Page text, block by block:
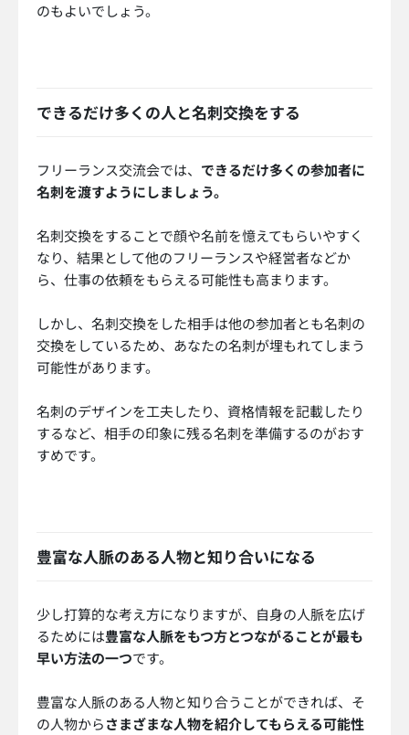
のもよいでしょう。
できるだけ多くの人と名刺交換をする
フリーランス交流会では、 できるだけ多くの参加者に
名刺を渡すようにしましょう。
名刺交換をすることで顔や名前を憶えてもらいやすく
なり、結果として他のフリーランスや経営者などか
ら、仕事の依頼をもらえる可能性も高まります。
しかし、名刺交換をした相手は他の参加者とも名刺の
交換をしているため、あなたの名刺が埋もれてしまう
可能性があります。
名刺のデザインを工夫したり、資格情報を記載したり
するなど、相手の印象に残る名刺を準備するのがおす
すめです。
豊富な人脈のある人物と知り合いになる
少し打算的な考え方になりますが、自身の人脈を広げ
るためには豊富な人脈をもつ方とつながることが最も
早い方法の一つです。
豊富な人脈のある人物と知り合うことができれば、そ
の人物からさまざまな人物を紹介してもらえる可能性